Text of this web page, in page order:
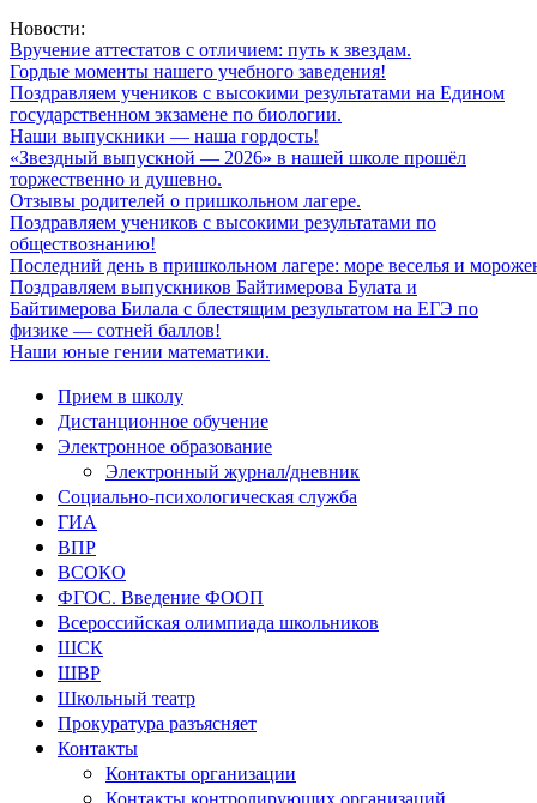
Новости:
Вручение аттестатов с отличием: путь к звездам.
Гордые моменты нашего учебного заведения!
Поздравляем учеников с высокими результатами на Едином
государственном экзамене по биологии.
Наши выпускники — наша гордость!
«Звездный выпускной — 2026» в нашей школе прошёл
торжественно и душевно.
Отзывы родителей о пришкольном лагере.
Поздравляем учеников с высокими результатами по
обществознанию!
Последний день в пришкольном лагере: море веселья и
Поздравляем выпускников Байтимерова Булата и
Байтимерова Билала с блестящим результатом на ЕГЭ по
физике — сотней баллов!
Наши юные гении математики.
Прием в школу
Дистанционное обучение
Электронное образование
Электронный журнал/дневник
Социально-психологическая служба
ГИА
ВПР
ВСОКО
ФГОС. Введение ФООП
Всероссийская олимпиада школьников
ШСК
ШВР
Школьный театр
Прокуратура разъясняет
Контакты
Контакты организации
Контакты контролирующих организаций